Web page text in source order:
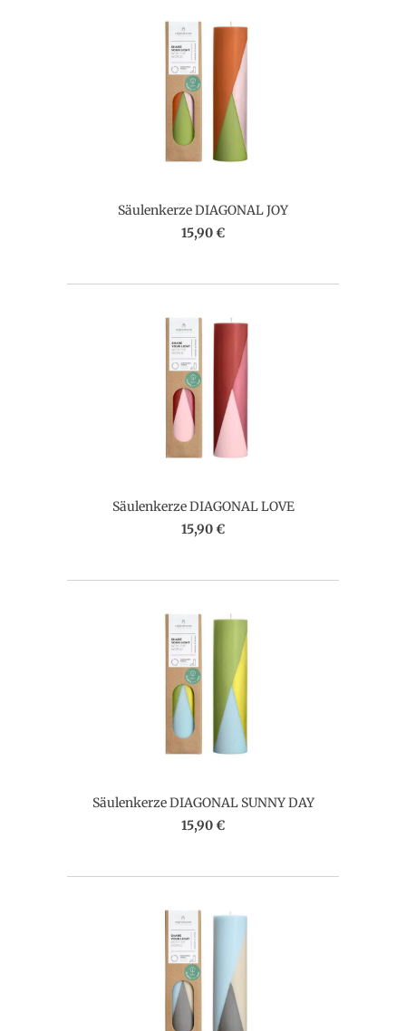
Säulenkerze DIAGONAL JOY
15,90 €
Säulenkerze DIAGONAL LOVE
15,90 €
Säulenkerze DIAGONAL SUNNY DAY
15,90 €